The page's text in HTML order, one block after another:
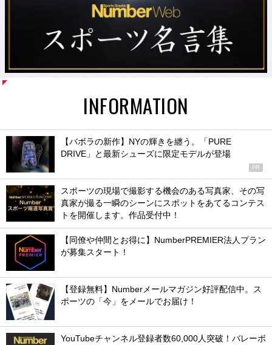
INFORMATION
【バボラの新作】NYの輝きを纏う。「PURE
DRIVE」と最新シューズに限定モデルが登場
PR
スポーツの現場で撮影する機会のある写真家、その写
真家が撮る一瞬のシーンにスポットをあてるコンテス
トを開催します。作品受付中！
【同僚や仲間とお得に】NumberPREMIER法人プラン
が募集スタート！
【登録無料】Numberメールマガジン好評配信中。ス
ポーツの「今」をメールでお届け！
YouTubeチャンネル登録者数60,000人突破！バレーボ